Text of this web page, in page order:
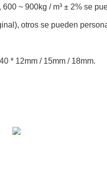
~ 900kg / m³ ± 2% se
otros se pueden
* 12mm / 15mm / 18mm.